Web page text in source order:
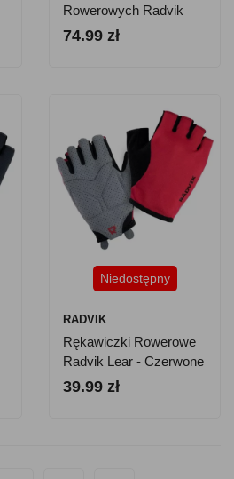
Rowerowych Radvik
Lumos Set
74.99 zł
Niedostępny
RADVIK
Rękawiczki Rowerowe
Radvik Lear - Czerwone
39.99 zł